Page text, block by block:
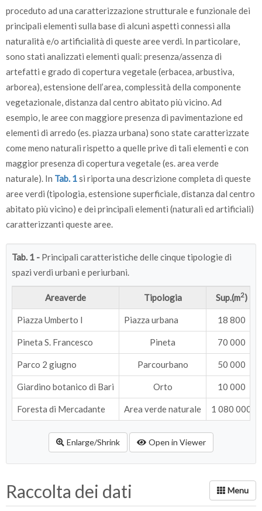
proceduto ad una caratterizzazione strutturale e funzionale dei
principali elementi sulla base di alcuni aspetti connessi alla
naturalità e/o artificialità di queste aree verdi. In particolare,
sono stati analizzati elementi quali: presenza/assenza di
artefatti e grado di copertura vegetale (erbacea, arbustiva,
arborea), estensione dell’area, complessità della componente
vegetazionale, distanza dal centro abitato più vicino. Ad
esempio, le aree con maggiore presenza di pavimentazione ed
elementi di arredo (es. piazza urbana) sono state caratterizzate
come meno naturali rispetto a quelle prive di tali elementi e con
maggior presenza di copertura vegetale (es. area verde
naturale). In Tab. 1si riporta una descrizione completa di queste
aree verdi (tipologia, estensione superficiale, distanza dal centro
abitato più vicino) e dei principali elementi (naturali ed artificiali)
caratterizzanti queste aree.
Tab. 1 - Principali caratteristiche delle cinque tipologie di
spazi verdi urbani e periurbani.
Areaverde Tipologia Sup.(m2)
Piazza Umberto I Piazza urbana 18 800
Pineta S. Francesco Pineta 70 000
Parco 2 giugno Parcourbano 50 000
Giardino botanico di Bari Orto 10 000
Foresta di Mercadante Area verde naturale 1 080 000
Enlarge/Shrink Open in Viewer
Raccolta dei dati